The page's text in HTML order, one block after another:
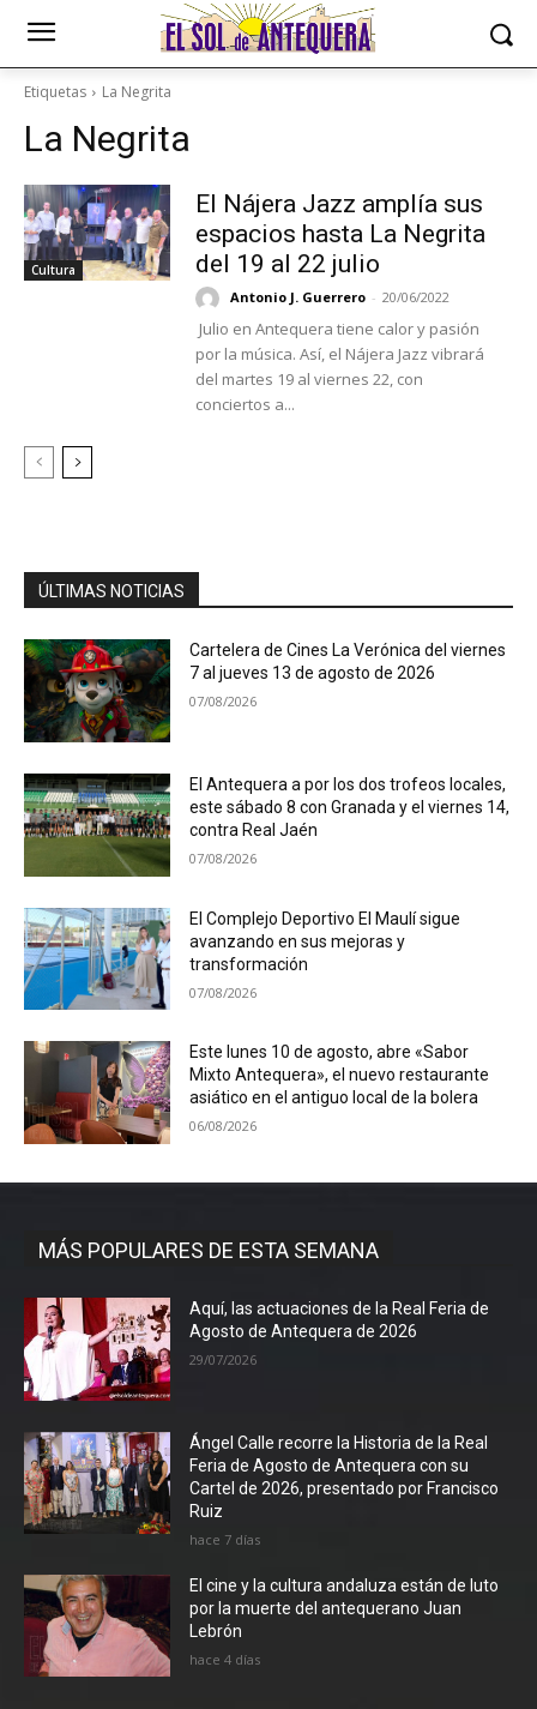
Etiquetas La Negrita
La Negrita
Cultura
El Nájera Jazz amplía sus
espacios hasta La Negrita
del 19 al 22 julio
Antonio J. Guerrero - 20/06/2022
Julio en Antequera tiene calor y pasión
por la música. Así, el Nájera Jazz vibrará
del martes 19 al viernes 22, con
conciertos a...
ÚLTIMAS NOTICIAS
Cartelera de Cines La Verónica del viernes
7 al jueves 13 de agosto de 2026
07/08/2026
El Antequera a por los dos trofeos locales,
este sábado 8 con Granada y el viernes 14,
contra Real Jaén
07/08/2026
El Complejo Deportivo El Maulí sigue
avanzando en sus mejoras y
transformación
07/08/2026
Este lunes 10 de agosto, abre «Sabor
Mixto Antequera», el nuevo restaurante
asiático en el antiguo local de la bolera
06/08/2026
MÁS POPULARES DE ESTA SEMANA
Aquí, las actuaciones de la Real Feria de
Agosto de Antequera de 2026
29/07/2026
Ángel Calle recorre la Historia de la Real
Feria de Agosto de Antequera con su
Cartel de 2026, presentado por Francisco
Ruiz
hace 7 días
El cine y la cultura andaluza están de luto
por la muerte del antequerano Juan
Lebrón
hace 4 días